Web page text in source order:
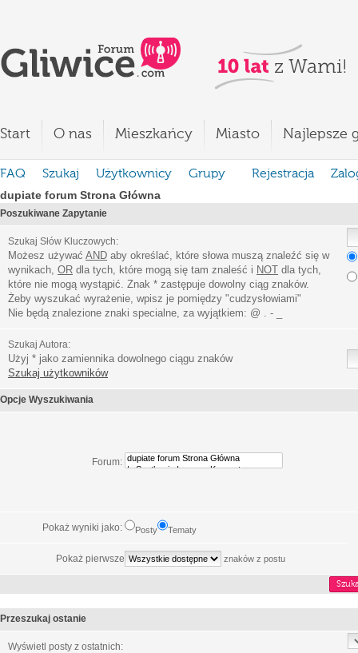
Start O nas Mieszkańcy Miasto Najlepsze
FAQ Szukaj Użytkownicy Grupy Rejestracja
dupiate forum Strona Główna
Poszukiwane Zapytanie
Szukaj Słów Kluczowych:
Możesz używać AND aby określać, które słowa muszą znaleźć się w
wynikach, OR dla tych, które mogą się tam znaleść i NOT dla tych,
które nie mogą wystąpić. Znak * zastępuje dowolny ciąg znaków.
Żeby wyszukać wyrażenie, wpisz je pomiędzy "cudzysłowiami"
Nie będą znalezione znaki specialne, za wyjątkiem: @ . - _
Szukaj Autora:
Użyj * jako zamiennika dowolnego ciągu znaków
Szukaj użytkowników
Opcje Wyszukiwania
Forum:
Pokaż wyniki jako: Posty Tematy
Pokaż pierwsze znaków z postu
Przeszukaj ostanie
Wyświetl posty z ostatnich: